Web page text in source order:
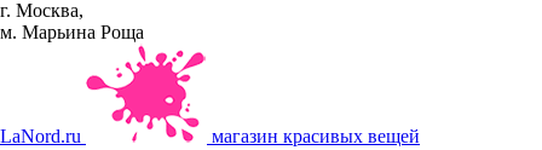
г. Москва,
м. Марьина Роща
LaNord.ru
магазин красивых вещей